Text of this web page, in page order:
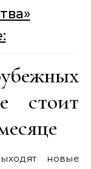
стоит
новые